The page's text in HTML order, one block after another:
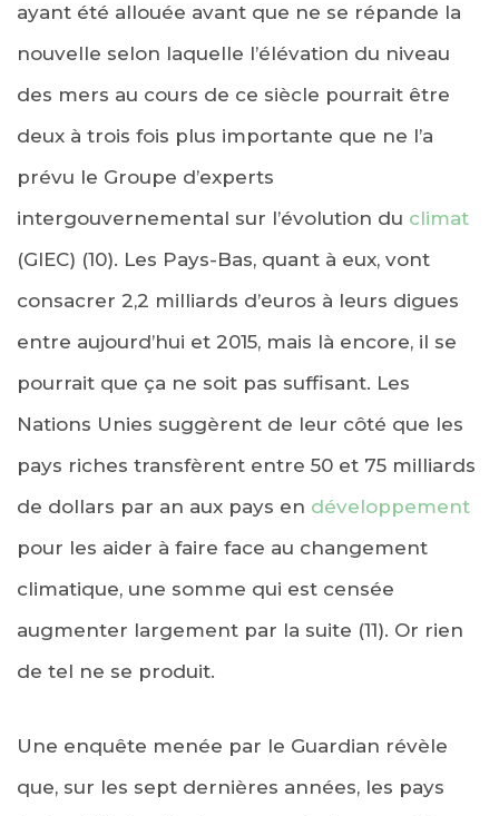
ayant été allouée avant que ne se répande la
nouvelle selon laquelle l’élévation du niveau
des mers au cours de ce siècle pourrait être
deux à trois fois plus importante que ne l’a
prévu le Groupe d’experts
intergouvernemental sur l’évolution du climat
(GIEC) (10). Les Pays-Bas, quant à eux, vont
consacrer 2,2 milliards d’euros à leurs digues
entre aujourd’hui et 2015, mais là encore, il se
pourrait que ça ne soit pas suffisant. Les
Nations Unies suggèrent de leur côté que les
pays riches transfèrent entre 50 et 75 milliards
de dollars par an aux pays en développement
pour les aider à faire face au changement
climatique, une somme qui est censée
augmenter largement par la suite (11). Or rien
de tel ne se produit.
Une enquête menée par le Guardian révèle
que, sur les sept dernières années, les pays